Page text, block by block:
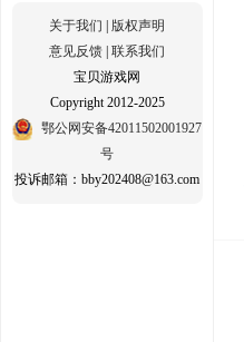
关于我们 | 版权声明
意见反馈 | 联系我们
宝贝游戏网
Copyright 2012-2025
鄂公网安备42011502001927
号
投诉邮箱：bby202408@163.com